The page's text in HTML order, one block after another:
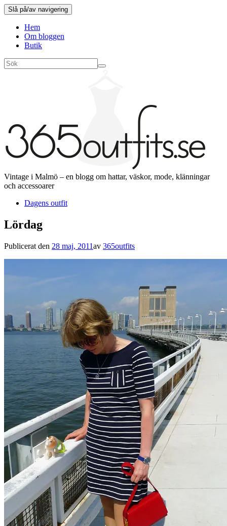
Slå på/av navigering
Hem
Om bloggen
Butik
Vintage i Malmö – en blogg om hattar, väskor, mode, klänningar
och accessoarer
Dagens outfit
Lördag
Publicerat den 28 maj, 2011av 365outfits